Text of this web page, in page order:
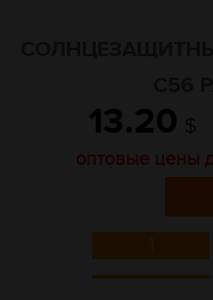
13.20 $
оптовые цены